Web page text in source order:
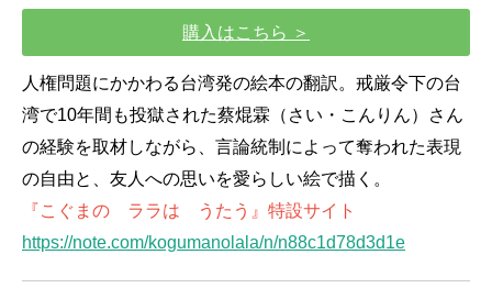
購入はこちら ＞
人権問題にかかわる台湾発の絵本の翻訳。戒厳令下の台
湾で10年間も投獄された蔡焜霖（さい・こんりん）さん
の経験を取材しながら、言論統制によって奪われた表現
の自由と、友人への思いを愛らしい絵で描く。
『こぐまの ララは うたう』特設サイト
https://note.com/kogumanolala/n/n88c1d78d3d1e